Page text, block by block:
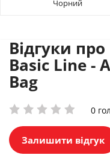
Чорний
Відгуки
Basic Line -
Bag
0
Залишити відгук